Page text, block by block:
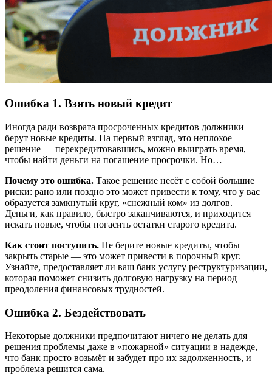
Ошибка 1. Взять новый кредит
Иногда ради возврата просроченных кредитов должники
берут новые кредиты. На первый взгляд, это неплохое
решение — перекредитовавшись, можно выиграть время,
чтобы найти деньги на погашение просрочки. Но…
Почему это ошибка. Такое решение несёт с собой большие
риски: рано или поздно это может привести к тому, что у вас
образуется замкнутый круг, «снежный ком» из долгов.
Деньги, как правило, быстро заканчиваются, и приходится
искать новые, чтобы погасить остатки старого кредита.
Как стоит поступить. Не берите новые кредиты, чтобы
закрыть старые — это может привести в порочный круг.
Узнайте, предоставляет ли ваш банк услугу реструктуризации,
которая поможет снизить долговую нагрузку на период
преодоления финансовых трудностей.
Ошибка 2. Бездействовать
Некоторые должники предпочитают ничего не делать для
решения проблемы даже в «пожарной» ситуации в надежде,
что банк просто возьмёт и забудет про их задолженность, и
проблема решится сама.